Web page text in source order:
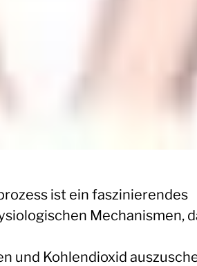
ist ein faszinierendes
Mechanismen,
und Kohlendioxid